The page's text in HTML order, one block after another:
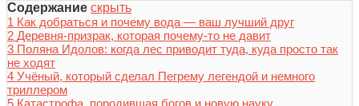
Содержание скрыть
1 Как добраться и почему вода — ваш лучший друг
2 Деревня-призрак, которая почему-то не давит
3 Поляна Идолов: когда лес приводит туда, куда просто так
не ходят
4 Учёный, который сделал Пегрему легендой и немного
триллером